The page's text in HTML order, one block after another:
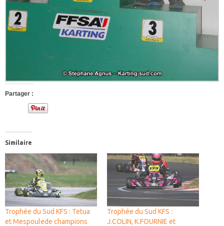
Partager :
Similaire
Trophée du Sud KFS : Tetua
et Mespoulede champions
Trophée du Sud KFS :
J.COLIN, K.FOURNIE et